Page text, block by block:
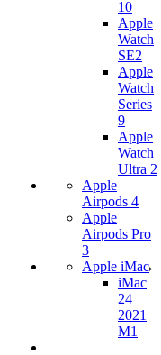
10
Apple
Watch
SE2
Apple
Watch
Series
9
Apple
Watch
Ultra 2
Apple
Airpods 4
Apple
Airpods Pro
3
Apple iMac
iMac
24
2021
M1